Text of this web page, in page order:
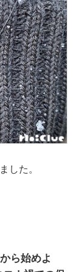
した。
ら始めよ